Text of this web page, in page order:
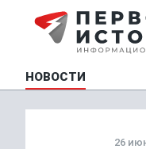
НОВОСТИ
26